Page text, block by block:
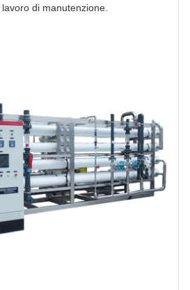
di manutenzione.